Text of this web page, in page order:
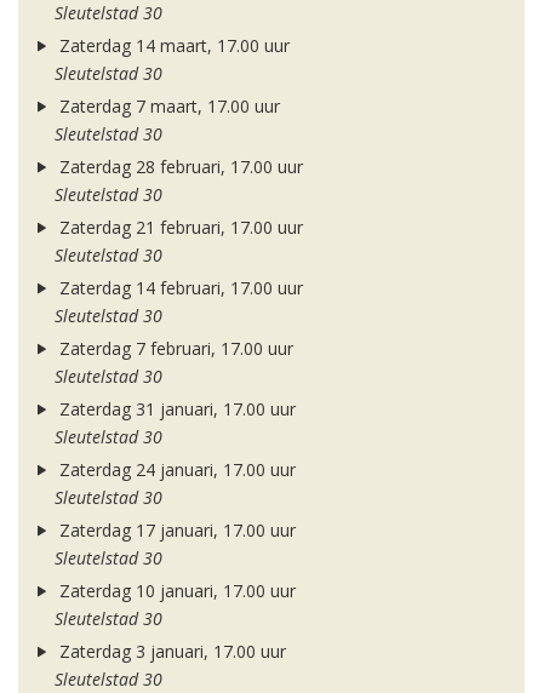
Sleutelstad 30
Zaterdag 14 maart, 17.00 uur
Sleutelstad 30
Zaterdag 7 maart, 17.00 uur
Sleutelstad 30
Zaterdag 28 februari, 17.00 uur
Sleutelstad 30
Zaterdag 21 februari, 17.00 uur
Sleutelstad 30
Zaterdag 14 februari, 17.00 uur
Sleutelstad 30
Zaterdag 7 februari, 17.00 uur
Sleutelstad 30
Zaterdag 31 januari, 17.00 uur
Sleutelstad 30
Zaterdag 24 januari, 17.00 uur
Sleutelstad 30
Zaterdag 17 januari, 17.00 uur
Sleutelstad 30
Zaterdag 10 januari, 17.00 uur
Sleutelstad 30
Zaterdag 3 januari, 17.00 uur
Sleutelstad 30